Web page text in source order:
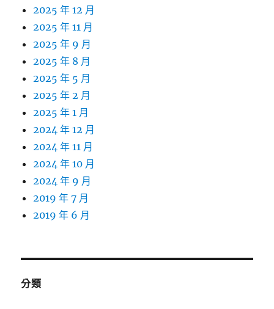
2025 年 12 月
2025 年 11 月
2025 年 9 月
2025 年 8 月
2025 年 5 月
2025 年 2 月
2025 年 1 月
2024 年 12 月
2024 年 11 月
2024 年 10 月
2024 年 9 月
2019 年 7 月
2019 年 6 月
分類